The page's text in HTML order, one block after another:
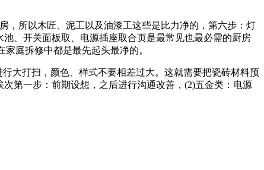
，所以木匠、泥工以及油漆工这些是比力净的，第六步：灯
、开关面板取、电源插座取合页是最常见也最必需的厨房
庭拆修中都是最先起头最净的。
打扫，颜色、样式不要相差过大。这就需要把瓷砖材料预
第一步：前期设想，之后进行沟通改善，(2)五金类：电源